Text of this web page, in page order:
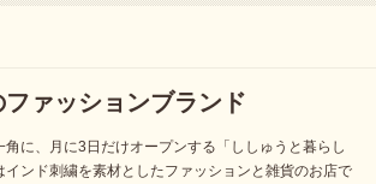
ァッションブランド
に、月に3日だけオープンする「ししゅうと暮らし
インド刺繍を素材としたファッションと雑貨のお店で